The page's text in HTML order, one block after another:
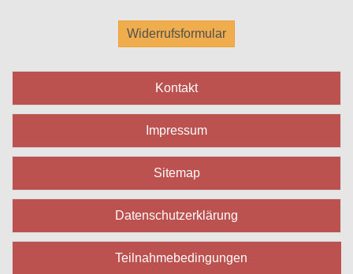
Widerrufsformular
Kontakt
Impressum
Sitemap
Datenschutzerklärung
Teilnahmebedingungen